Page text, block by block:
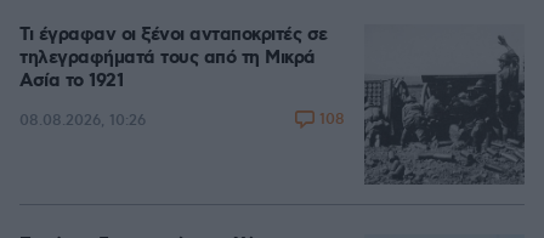
Τι έγραφαν οι ξένοι ανταποκριτές σε
τηλεγραφήματά τους από τη Μικρά
Ασία το 1921
08.08.2026, 10:26 108